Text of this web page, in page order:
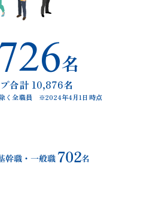
名
合計 10,876名
く全職員 ※2024年4月1日時点